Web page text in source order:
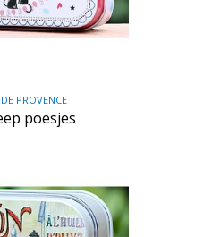
PROVENCE
poesjes